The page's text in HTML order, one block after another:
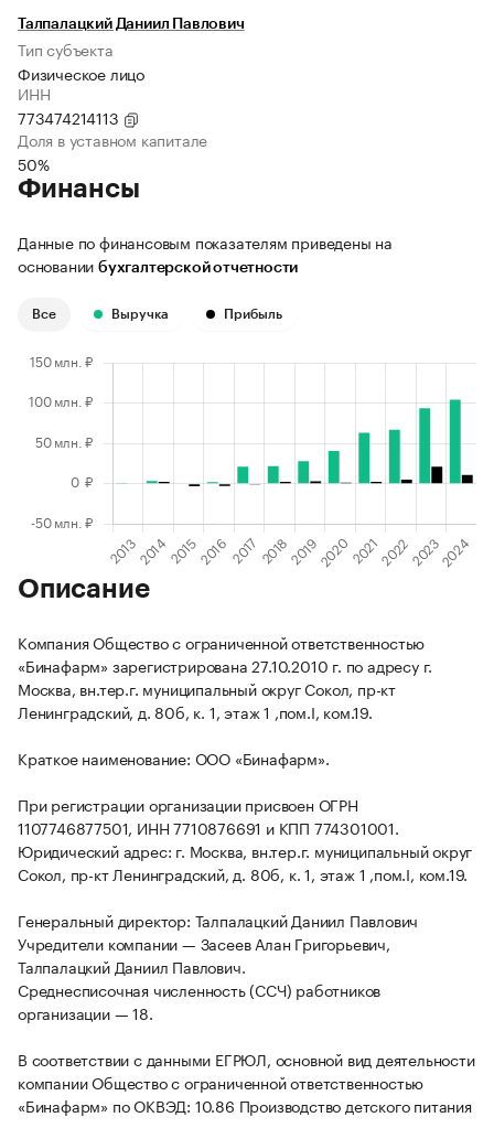
Талпалацкий Даниил Павлович
Тип субъекта
Физическое лицо
ИНН
773474214113
Доля в уставном капитале
50%
Финансы
Данные по финансовым показателям приведены на
основании бухгалтерской отчетности
Все Выручка Прибыль
Описание
Компания Общество с ограниченной ответственностью
«Бинафарм» зарегистрирована 27.10.2010 г. по адресу г.
Москва, вн.тер.г. муниципальный округ Сокол, пр-кт
Ленинградский, д. 80б, к. 1, этаж 1 ,пом.I, ком.19.
Краткое наименование: ООО «Бинафарм».
При регистрации организации присвоен ОГРН
1107746877501, ИНН 7710876691 и КПП 774301001.
Юридический адрес: г. Москва, вн.тер.г. муниципальный округ
Сокол, пр-кт Ленинградский, д. 80б, к. 1, этаж 1 ,пом.I, ком.19.
Генеральный директор: Талпалацкий Даниил Павлович
Учредители компании — Засеев Алан Григорьевич,
Талпалацкий Даниил Павлович.
Среднесписочная численность (ССЧ) работников
организации — 18.
В соответствии с данными ЕГРЮЛ, основной вид деятельности
компании Общество с ограниченной ответственностью
«Бинафарм» по ОКВЭД: 10.86 Производство детского питания